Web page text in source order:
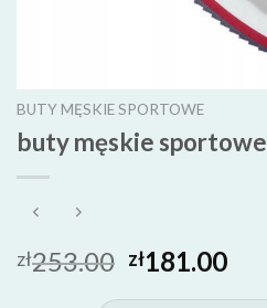
BUTY MĘSKIE SPORTOWE
buty męskie sportowe
zł253.00 zł181.00